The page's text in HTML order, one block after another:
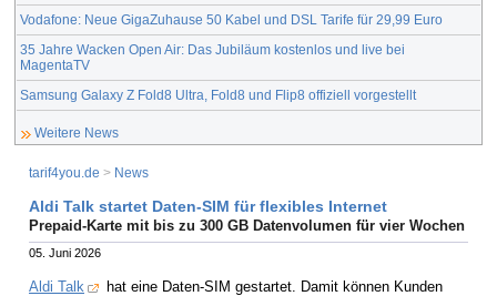
Vodafone: Neue GigaZuhause 50 Kabel und DSL Tarife für 29,99 Euro
35 Jahre Wacken Open Air: Das Jubiläum kostenlos und live bei
MagentaTV
Samsung Galaxy Z Fold8 Ultra, Fold8 und Flip8 offiziell vorgestellt
Weitere News
tarif4you.de > News
Aldi Talk startet Daten-SIM für flexibles Internet
Prepaid-Karte mit bis zu 300 GB Datenvolumen für vier Wochen
05. Juni 2026
Aldi Talk
hat eine Daten-SIM gestartet. Damit können Kunden